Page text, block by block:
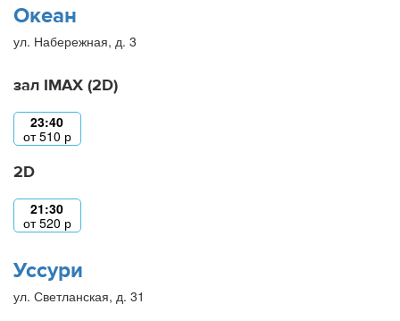
Океан
ул. Набережная, д. 3
зал IMAX (2D)
23:40
от510 р
2D
21:30
от520 р
Уссури
ул. Светланская, д. 31